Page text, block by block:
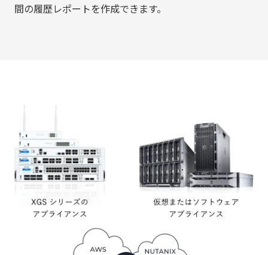
間の履歴レポートを作成できます。